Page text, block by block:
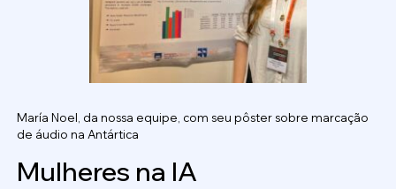
María Noel, da nossa equipe, com seu pôster sobre marcação
de áudio na Antártica
Mulheres na IA